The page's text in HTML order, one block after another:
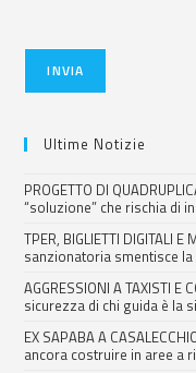
INVIA
Ultime Notizie
PROGETTO DI
“soluzione” che rischia di
TPER, BIGLIETTI DIGITALI
sanzionatoria smentisce la
AGGRESSIONI A TAXISTI E
sicurezza di chi guida è la
EX SAPABA A
ancora costruire in aree a